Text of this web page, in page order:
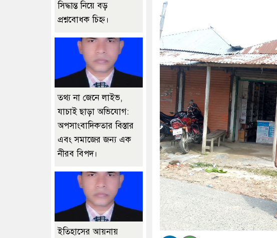
সিদ্ধান্ত নিয়ে বড়
প্রশ্নবোধক চিহ্ন।
তথ্য না জেনে লাইভ,
যাচাই ছাড়া অভিযোগ:
অপসাংবাদিকতার বিস্তার
এবং সমাজের জন্য এক
নীরব বিপদ।
ইতিহাসের আয়নায়